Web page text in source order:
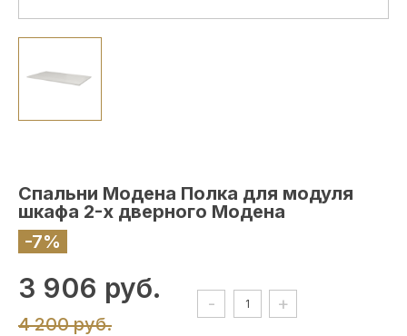
Спальни Модена Полка для модуля
шкафа 2-х дверного Модена
-7%
3 906 руб.
4 200 руб.
- +